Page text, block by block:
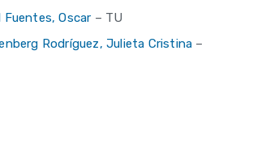
Fuentes, Oscar – TU
Rodríguez, Julieta Cristina –